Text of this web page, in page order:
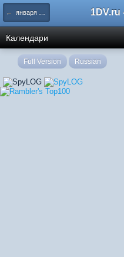
← января 2026
Календари
Full Version Russian